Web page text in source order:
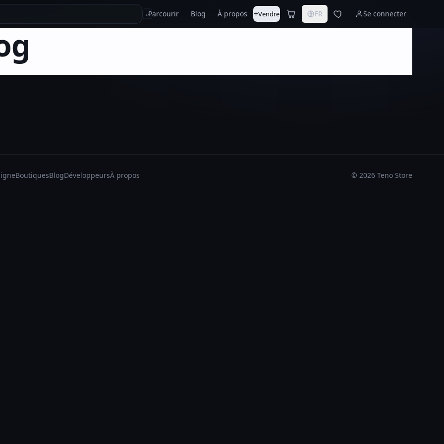
↵Parcourir Blog À propos +Vendre FR Se connecter
BoutiquesBlogDéveloppeursÀ propos © 2026 Teno Store